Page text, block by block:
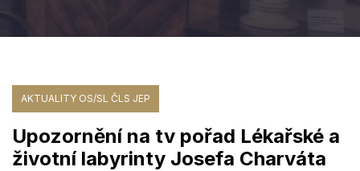
AKTUALITY OS/SL ČLS JEP
Upozornění na tv pořad Lékařské a
životní labyrinty Josefa Charváta